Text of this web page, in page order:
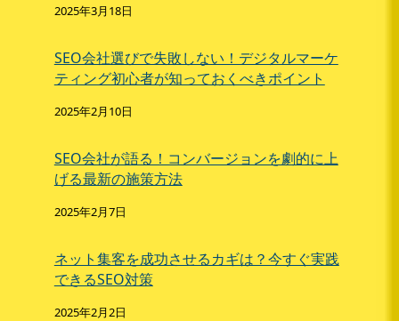
2025年3月18日
SEO会社選びで失敗しない！デジタルマーケ
ティング初心者が知っておくべきポイント
2025年2月10日
SEO会社が語る！コンバージョンを劇的に上
げる最新の施策方法
2025年2月7日
ネット集客を成功させるカギは？今すぐ実践
できるSEO対策
2025年2月2日